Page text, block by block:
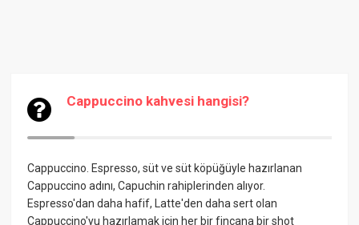
Cappuccino kahvesi hangisi?
Cappuccino. Espresso, süt ve süt köpüğüyle hazırlanan
Cappuccino adını, Capuchin rahiplerinden alıyor.
Espresso'dan daha hafif, Latte'den daha sert olan
Cappuccino'yu hazırlamak için her bir fincana bir shot